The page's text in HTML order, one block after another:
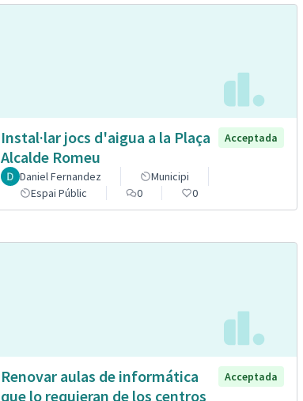
Instal·lar jocs d'aigua a la Plaça
Alcalde Romeu
Acceptada
Daniel Fernandez
Municipi
Espai Públic
0 0
Renovar aulas de informática
que lo requieran de los centros
Acceptada